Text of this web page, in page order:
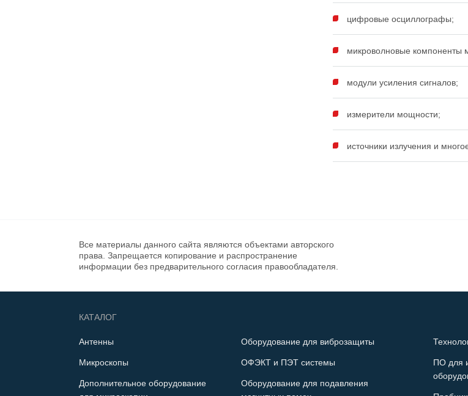
цифровые осциллографы;
микроволновые компоненты
модули усиления сигналов;
измерители мощности;
источники излучения и
Все материалы данного сайта являются объектами авторского
права. Запрещается копирование и распространение
информации без предварительного согласия правообладателя.
КАТАЛОГ
Антенны
Микроскопы
Дополнительное оборудование
Оборудование для виброзащиты
ОФЭКТ и ПЭТ системы
Оборудование для подавления
ПО для